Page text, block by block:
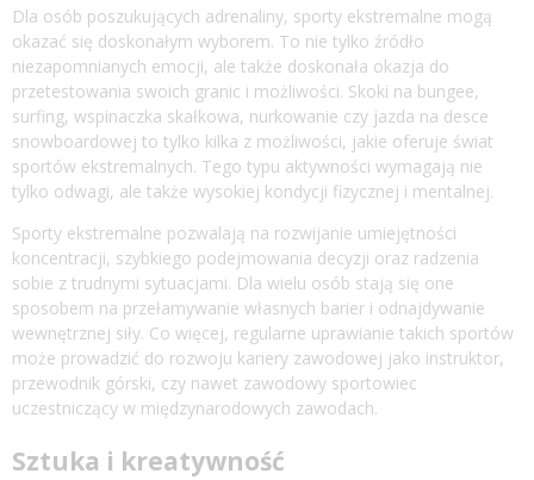
Dla osób poszukujących adrenaliny, sporty ekstremalne mogą
okazać się doskonałym wyborem. To nie tylko źródło
niezapomnianych emocji, ale także doskonała okazja do
przetestowania swoich granic i możliwości. Skoki na bungee,
surfing, wspinaczka skałkowa, nurkowanie czy jazda na desce
snowboardowej to tylko kilka z możliwości, jakie oferuje świat
sportów ekstremalnych. Tego typu aktywności wymagają nie
tylko odwagi, ale także wysokiej kondycji fizycznej i mentalnej.
Sporty ekstremalne pozwalają na rozwijanie umiejętności
koncentracji, szybkiego podejmowania decyzji oraz radzenia
sobie z trudnymi sytuacjami. Dla wielu osób stają się one
sposobem na przełamywanie własnych barier i odnajdywanie
wewnętrznej siły. Co więcej, regularne uprawianie takich sportów
może prowadzić do rozwoju kariery zawodowej jako instruktor,
przewodnik górski, czy nawet zawodowy sportowiec
uczestniczący w międzynarodowych zawodach.
Sztuka i kreatywność